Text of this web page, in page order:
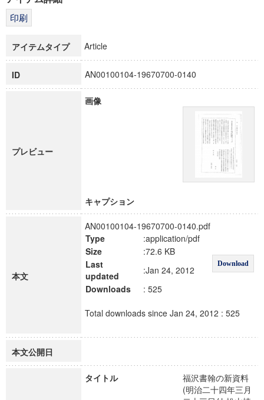
博士課程教育リーディングプログラム「超成熟社会発展のサ
アイテムタイプ Article
ID AN00100104-19670700-0140
プレビュー
画像
キャプション
本文
AN00100104-19670700-0140.pdf
Type
:application/pdf
Download
Size
:72.6 KB
Last
updated
:Jan 24, 2012
Downloads
: 525
Total downloads since Jan 24, 2012 : 525
本文公開日
タイトル
福沢書翰の新資料
(明治二十四年三月